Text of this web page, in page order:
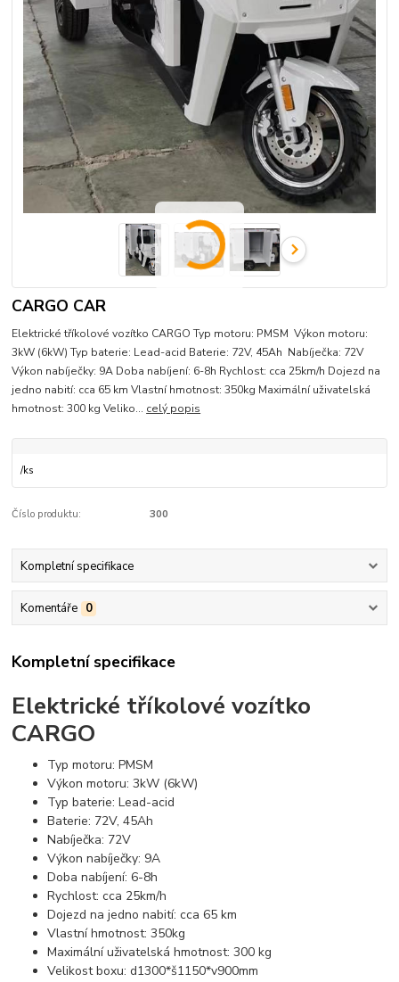
CARGO CAR
Elektrické tříkolové vozítko CARGO Typ motoru: PMSM Výkon motoru:
3kW (6kW) Typ baterie: Lead-acid Baterie: 72V, 45Ah Nabíječka: 72V
Výkon nabíječky: 9A Doba nabíjení: 6-8h Rychlost: cca 25km/h Dojezd na
jedno nabití: cca 65 km Vlastní hmotnost: 350kg Maximální uživatelská
hmotnost: 300 kg Veliko... celý popis
/ks
Číslo produktu: 300
Kompletní specifikace
Komentáře 0
Kompletní specifikace
Elektrické tříkolové vozítko
CARGO
Typ motoru: PMSM
Výkon motoru: 3kW (6kW)
Typ baterie: Lead-acid
Baterie: 72V, 45Ah
Nabíječka: 72V
Výkon nabíječky: 9A
Doba nabíjení: 6-8h
Rychlost: cca 25km/h
Dojezd na jedno nabití: cca 65 km
Vlastní hmotnost: 350kg
Maximální uživatelská hmotnost: 300 kg
Velikost boxu: d1300*š1150*v900mm